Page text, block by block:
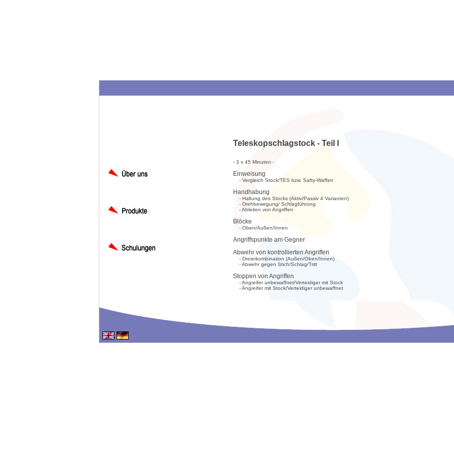
Teleskopschlagstock - Teil I
- 3 x 45 Minuten -
Einweisung
- Vergleich Stock/TES bzw. Safty-Waffen
Handhabung
- Haltung des Stocks (Aktiv/Passiv 4 Varianten)
- Drehbewegung/ Schlagführung
- Ableiten von Angriffen
Blöcke
- Oben/Außen/Innen
Angriffspunkte am Gegner
Abwehr von kontrollierten Angriffen
- Dreierkombination (Außen/Oben/Innen)
- Abwehr gegen Stich/Schlag/Tritt
Stoppen von Angriffen
- Angreifer unbewaffnet/Verteidiger mit Stock
- Angreifer mit Stock/Verteidiger unbewaffnet